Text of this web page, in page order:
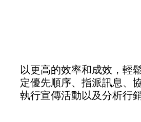
以更高的效率和成效，輕
定優先順序、指派訊息、
執行宣傳活動以及分析行銷